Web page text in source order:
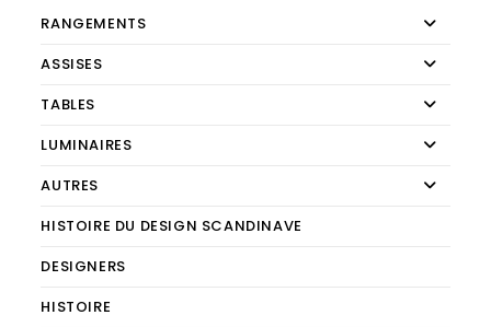
RANGEMENTS
ASSISES
TABLES
LUMINAIRES
AUTRES
HISTOIRE DU DESIGN SCANDINAVE
DESIGNERS
HISTOIRE